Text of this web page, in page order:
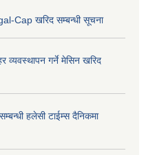
Cap खरिद सम्बन्धी सूचना
व्यवस्थापन गर्ने मेसिन खरिद
हलेसी टाईम्स दैनिकमा